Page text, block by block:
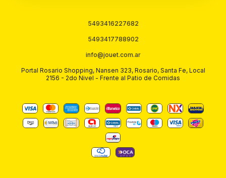
5493416227682
5493417788902
info@jouet.com.ar
Portal Rosario Shopping, Nansen 323, Rosario, Santa Fe, Local
2156 - 2do Nivel - Frente al Patio de Comidas